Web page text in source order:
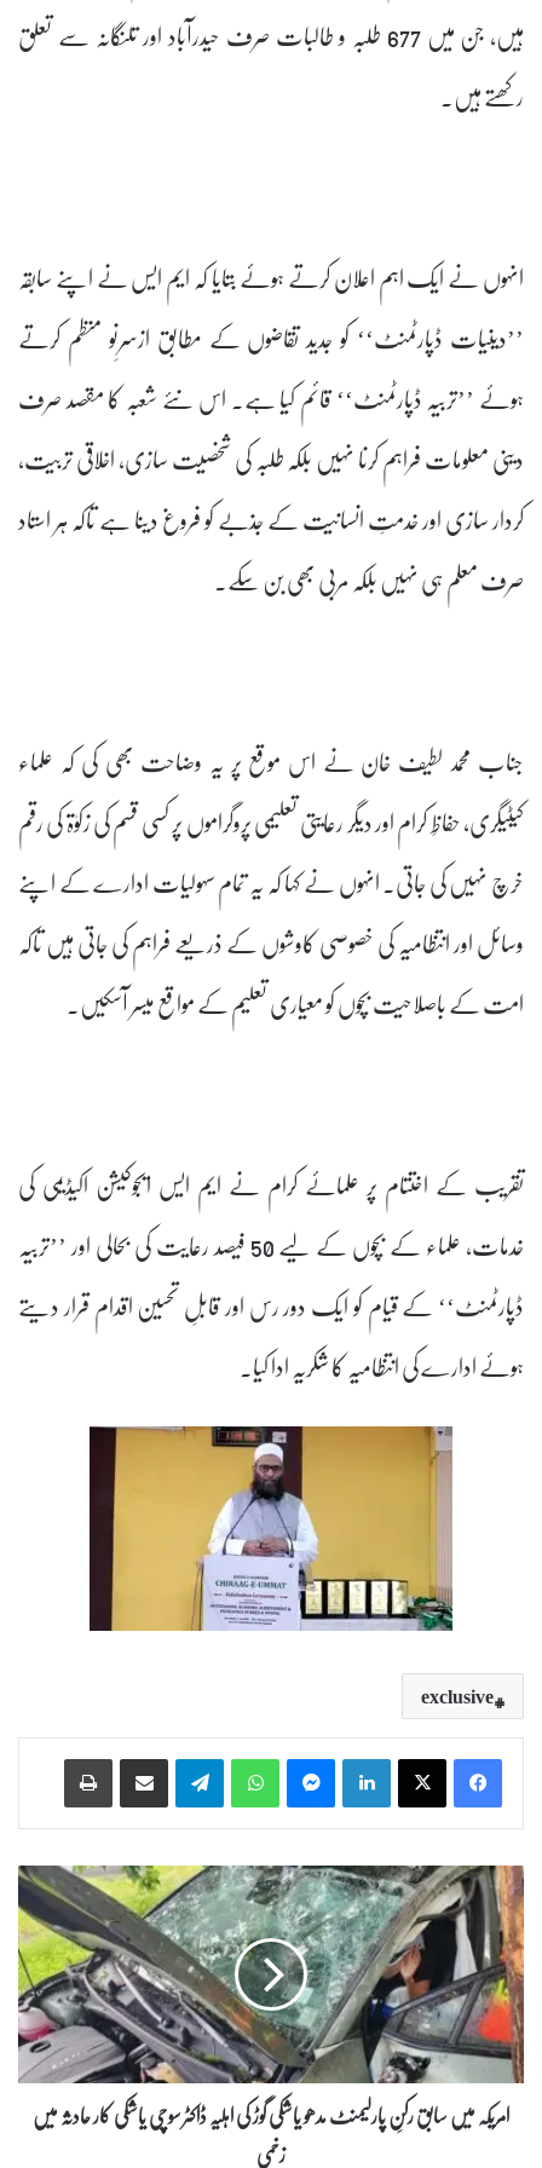
ہیں، جن میں 677 طلبہ و طالبات صرف حیدرآباد اور تلنگانہ سے تعلق
رکھتے ہیں۔
انہوں نے ایک اہم اعلان کرتے ہوئے بتایا کہ ایم ایس نے اپنے سابقہ
’’دینیات ڈپارٹمنٹ‘‘ کو جدید تقاضوں کے مطابق ازسرِنو منظم کرتے
ہوئے ’’تربیہ ڈپارٹمنٹ‘‘ قائم کیا ہے۔ اس نئے شعبہ کا مقصد صرف
دینی معلومات فراہم کرنا نہیں بلکہ طلبہ کی شخصیت سازی، اخلاقی تربیت،
کردار سازی اور خدمتِ انسانیت کے جذبے کو فروغ دینا ہے تاکہ ہر استاد
صرف معلم ہی نہیں بلکہ مربی بھی بن سکے۔
جناب محمد لطیف خان نے اس موقع پر یہ وضاحت بھی کی کہ علماء
کیٹیگری، حفاظِ کرام اور دیگر رعایتی تعلیمی پروگراموں پر کسی قسم کی زکوٰۃ کی رقم
خرچ نہیں کی جاتی۔ انہوں نے کہا کہ یہ تمام سہولیات ادارے کے اپنے
وسائل اور انتظامیہ کی خصوصی کاوشوں کے ذریعے فراہم کی جاتی ہیں تاکہ
امت کے باصلاحیت بچوں کو معیاری تعلیم کے مواقع میسر آسکیں۔
تقریب کے اختتام پر علمائے کرام نے ایم ایس ایجوکیشن اکیڈیمی کی
خدمات، علماء کے بچوں کے لیے 50 فیصد رعایت کی بحالی اور ’’تربیہ
ڈپارٹمنٹ‘‘ کے قیام کو ایک دور رس اور قابلِ تحسین اقدام قرار دیتے
ہوئے ادارے کی انتظامیہ کا شکریہ ادا کیا۔
exclusive
LinkedIn
WhatsApp
Telegram
ا
م
ر
ی
ک
ہ
م
ی
ں
امریکہ میں سابق رکنِ پارلیمنٹ مدھو یاشکی گوڑ کی اہلیہ ڈاکٹر سوچی یاشکی کار حادثہ میں
زخمی